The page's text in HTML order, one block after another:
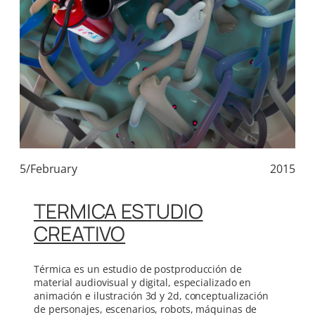
5/February 2015
TERMICA ESTUDIO
CREATIVO
Térmica es un estudio de postproducción de
material audiovisual y digital, especializado en
animación e ilustración 3d y 2d, conceptualización
de personajes, escenarios, robots, máquinas de